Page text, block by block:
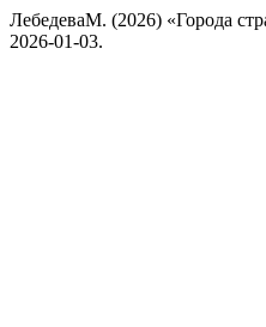
ЛебедеваМ. (2026) «Города
2026-01-03.